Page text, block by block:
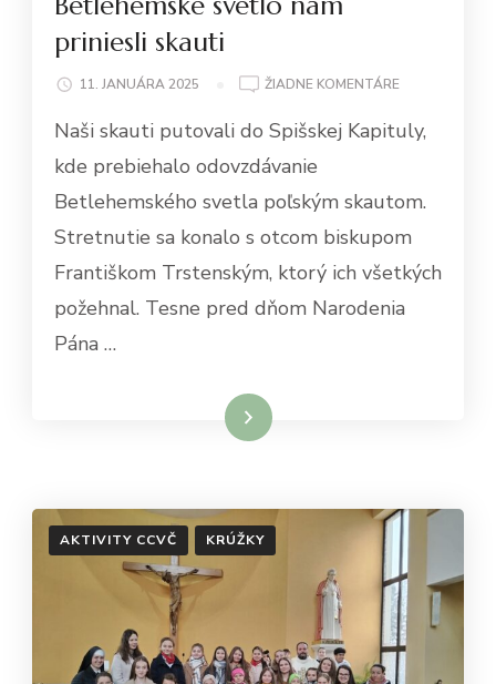
priniesli skauti
11. JANUÁRA 2025 ŽIADNE KOMENTÁRENA
SVETLO
SKAUTI
Naši skauti putovali do Spišskej Kapituly,
kde prebiehalo odovzdávanie
Betlehemského svetla poľským skautom.
Stretnutie sa konalo s otcom biskupom
Františkom Trstenským, ktorý ich všetkých
požehnal. Tesne pred dňom Narodenia
Pána …
Čítať viac
AKTIVITY CCVČ KRÚŽKY